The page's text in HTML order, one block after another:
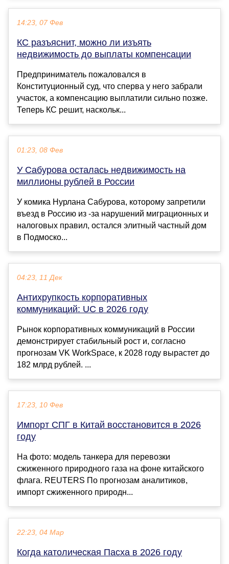
14:23, 07 Фев
КС разъяснит, можно ли изъять
недвижимость до выплаты компенсации
Предприниматель пожаловался в
Конституционный суд, что сперва у него забрали
участок, а компенсацию выплатили сильно позже.
Теперь КС решит, наскольк...
01:23, 08 Фев
У Сабурова осталась недвижимость на
миллионы рублей в России
У комика Нурлана Сабурова, которому запретили
въезд в Россию из ‑за нарушений миграционных и
налоговых правил, остался элитный частный дом
в Подмоско...
04:23, 11 Дек
Антихрупкость корпоративных
коммуникаций: UC в 2026 году
Рынок корпоративных коммуникаций в России
демонстрирует стабильный рост и, согласно
прогнозам VK WorkSpace, к 2028 году вырастет до
182 млрд рублей. ...
17:23, 10 Фев
Импорт СПГ в Китай восстановится в 2026
году
На фото: модель танкера для перевозки
сжиженного природного газа на фоне китайского
флага. REUTERS По прогнозам аналитиков,
импорт сжиженного природн...
22:23, 04 Мар
Когда католическая Пасха в 2026 году